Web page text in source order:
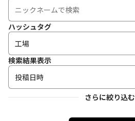
ハッシュタグ
検索結果表示
投稿日時
さらに絞り込む